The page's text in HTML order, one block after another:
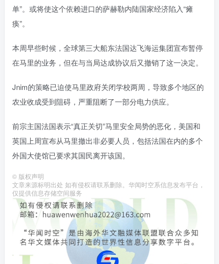
单”。或将使这个依赖进口的萨赫勒内陆国家经济陷入“瘫
痪”。
本周早些时候，全球第三大船东法国达飞海运集团宣布暂停
在马里的业务，但在与当局达成协议后又撤销了这一决定。
Jnim的策略已迫使马里政府关闭学校两周，导致多个地区的
农业收成受到阻碍，严重阻断了一部分电力供应。
前宗主国法国表示“真正关切”马里安全局势的恶化，美国和
英国上周宣布从马里撤出非必要人员，包括法国在内的多个
外国大使馆已要求其国民离开该国。
© 版权声明
文章来源标明出处 如有侵权请联系删除。华闻时空系信息发布平台，
仅提供信息存储空间服务